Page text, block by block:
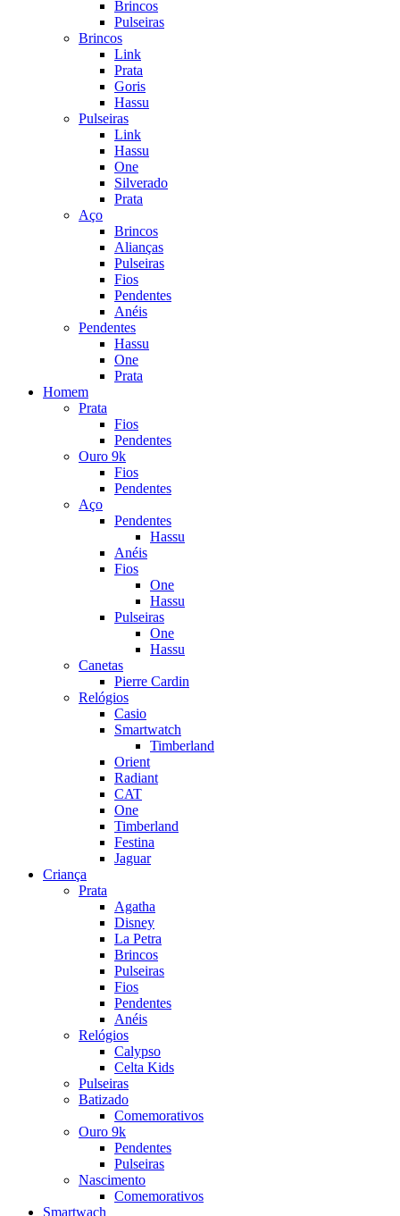
Brincos
Pulseiras
Brincos
Link
Prata
Goris
Hassu
Pulseiras
Link
Hassu
One
Silverado
Prata
Aço
Brincos
Alianças
Pulseiras
Fios
Pendentes
Anéis
Pendentes
Hassu
One
Prata
Homem
Prata
Fios
Pendentes
Ouro 9k
Fios
Pendentes
Aço
Pendentes
Hassu
Anéis
Fios
One
Hassu
Pulseiras
One
Hassu
Canetas
Pierre Cardin
Relógios
Casio
Smartwatch
Timberland
Orient
Radiant
CAT
One
Timberland
Festina
Jaguar
Criança
Prata
Agatha
Disney
La Petra
Brincos
Pulseiras
Fios
Pendentes
Anéis
Relógios
Calypso
Celta Kids
Pulseiras
Batizado
Comemorativos
Ouro 9k
Pendentes
Pulseiras
Nascimento
Comemorativos
Smartwach